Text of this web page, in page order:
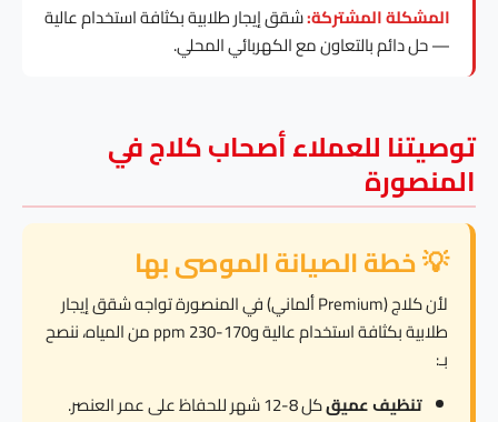
المشكلة المشتركة:شقق إيجار طلابية بكثافة استخدام عالية
— حل دائم بالتعاون مع الكهربائي المحلي.
توصيتنا للعملاء أصحاب كلاج في
المنصورة
💡 خطة الصيانة الموصى بها
لأن كلاج (Premium ألماني) في المنصورة تواجه شقق إيجار
طلابية بكثافة استخدام عالية و170-230 ppm من المياه، ننصح
بـ:
تنظيف عميقكل 8-12 شهر للحفاظ على عمر العنصر.